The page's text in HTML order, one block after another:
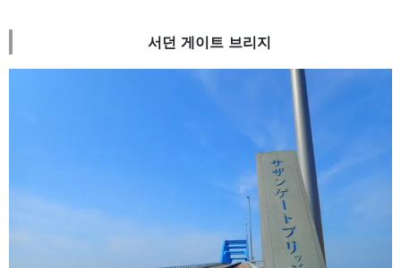
서던 게이트 브리지